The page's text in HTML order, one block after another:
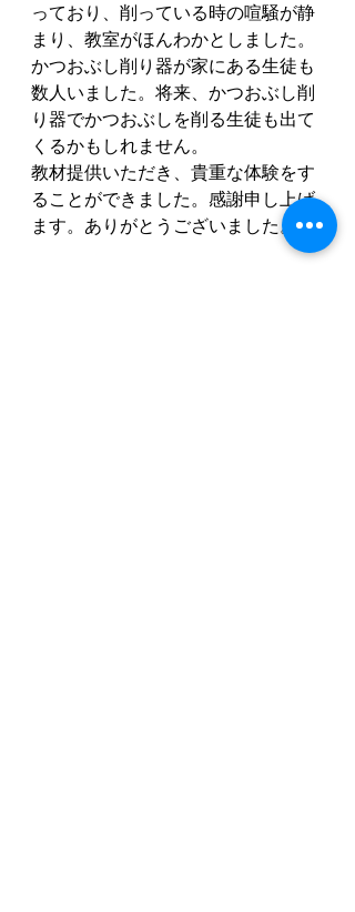
っており、削っている時の喧騒が静
まり、教室がほんわかとしました。
かつおぶし削り器が家にある生徒も
数人いました。将来、かつおぶし削
り器でかつおぶしを削る生徒も出て
くるかもしれません。
教材提供いただき、貴重な体験をす
ることができました。感謝申し上げ
ます。ありがとうございました。